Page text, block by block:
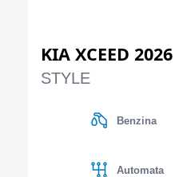
KIA XCEED 2026
STYLE
Benzina
Automata